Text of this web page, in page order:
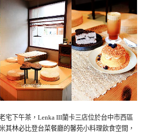
宅下午茶，Lenka III蘭卡三店位於台中市西區
其林必比登台菜餐廳的馨苑小料理飲食空間，